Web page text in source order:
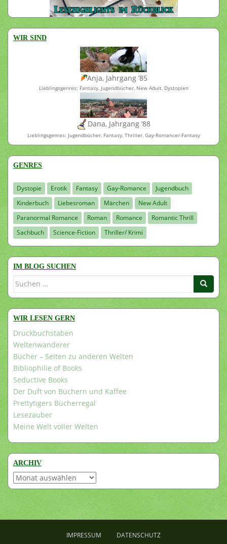
WIR SIND
Anja, Jahrgang ’85
Lieblingsgenres: Fantasy, Jugendbücher, New Adult, Dystopien
Dana, Jahrgang ’88
Lieblingsgenres: Jugendbücher, Fantasy, Thriller, Gay-Romance/-Fantasy
GENRES
Dystopie Erotik Fantasy Gay-Romance
Jugendbuch
Kinderbuch
Liebesroman Märchen
New Adult
Paranormal Romance
Roman Romance
Romantic Thrill
Sachbuch
Science-Fiction Thriller/ Krimi
IM BLOG SUCHEN
Suchen
WIR LESEN GERN
Druckbuchstaben
Weltenwanderer
Bücher – Seiten zu anderen Welten
Bibliophilie of Books
Seductive Books
Der Duft von Büchern und Kaffee
Prettytigers Bücherregal
Lesezauber
Meine Welt voller Welten
ARCHIV
Archiv
IMPRESSUM DATENSCHUTZ